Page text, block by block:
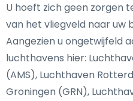
U hoeft zich geen zorgen
van het vliegveld naar uw
Aangezien u ongetwijfeld
luchthavens hier:
(AMS), Luchthaven
Groningen (GRN),